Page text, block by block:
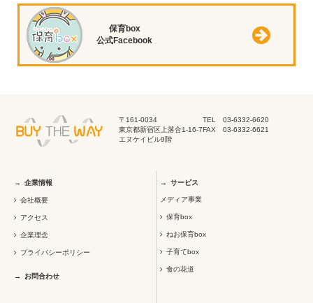
保育box
公式Facebook
〒161-0034
東京都新宿区上落合1-16-7
エヌケイビル9階
TEL 03-6332-6620
FAX 03-6332-6621
企業情報
会社概要
アクセス
企業理念
プライバシーポリシー
お問合わせ
サービス
メディア事業
保育box
ねお保育box
子育てbox
食の花道